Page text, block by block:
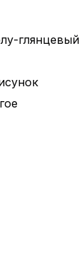
глянцевый